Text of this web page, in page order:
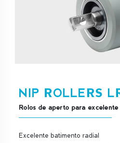
NIP ROLLERS
Rolos de aperto para
Excelente batimento radial